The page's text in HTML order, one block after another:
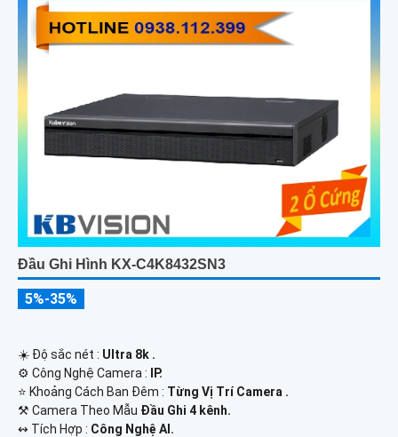
Đầu Ghi Hình KX-C4K8432SN3
5%-35%
☀️ Độ sắc nét : Ultra 8k .
⚙ Công Nghệ Camera :
IP.
⭐ Khoảng Cách Ban Đêm : Từng Vị Trí Camera .
⚒ Camera Theo Mẫu Đầu Ghi 4 kênh.
️↭ Tích Hợp : Công Nghệ AI.